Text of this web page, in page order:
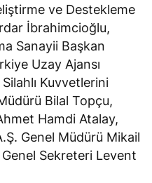
ve Destekleme
İbrahimcioğlu,
Sanayii Başkan
Uzay Ajansı
Kuvvetlerini
Bilal Topçu,
Hamdi Atalay,
Genel Müdürü Mikail
Sekreteri Levent